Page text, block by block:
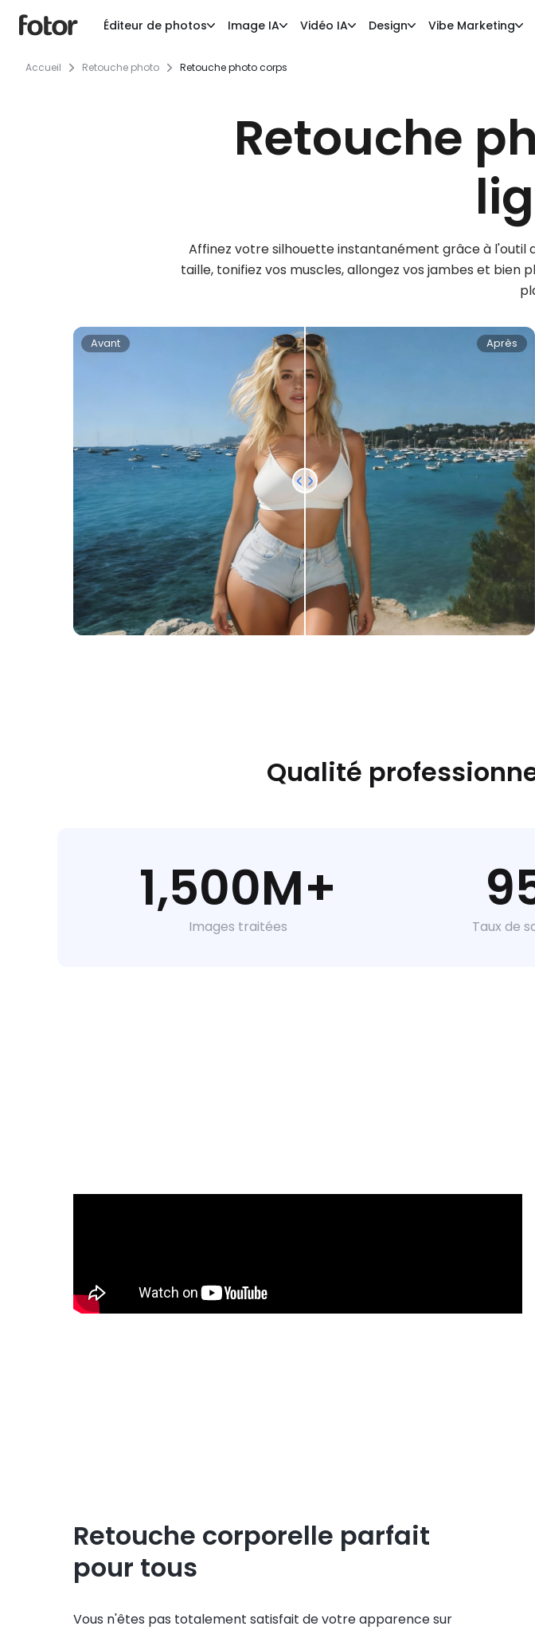
Éditeur de photos Image IA Vidéo IA Design Vibe Marketing
Accueil Retouche photo Retouche photo corps
Retouche
Affinez votre silhouette instantanément grâce à
taille, tonifiez vos muscles, allongez vos jambes et
Avant Après
Qualité
1,500M+
Images traitées Taux de
Retouche corporelle parfait
pour tous
Vous n'êtes pas totalement satisfait de votre apparence sur